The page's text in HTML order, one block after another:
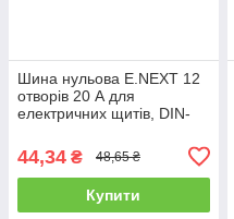
Шина нульова E.NEXT 12
отворів 20 А для
електричних щитів, DIN-
44,34 ₴ 48,65 ₴
Купити